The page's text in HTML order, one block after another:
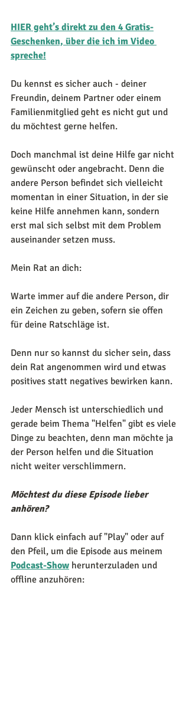
HIER geht’s direkt zu den 4 Gratis-
Geschenken, über die ich im Video
spreche!
Du kennst es sicher auch - deiner
Freundin, deinem Partner oder einem
Familienmitglied geht es nicht gut und
du möchtest gerne helfen.
Doch manchmal ist deine Hilfe gar nicht
gewünscht oder angebracht. Denn die
andere Person befindet sich vielleicht
momentan in einer Situation, in der sie
keine Hilfe annehmen kann, sondern
erst mal sich selbst mit dem Problem
auseinander setzen muss.
Mein Rat an dich:
Warte immer auf die andere Person, dir
ein Zeichen zu geben, sofern sie offen
für deine Ratschläge ist.
Denn nur so kannst du sicher sein, dass
dein Rat angenommen wird und etwas
positives statt negatives bewirken kann.
Jeder Mensch ist unterschiedlich und
gerade beim Thema "Helfen" gibt es viele
Dinge zu beachten, denn man möchte ja
der Person helfen und die Situation
nicht weiter verschlimmern.
Möchtest du diese Episode lieber
anhören?
Dann klick einfach auf "Play" oder auf
den Pfeil, um die Episode aus meinem
Podcast-Show herunterzuladen und
offline anzuhören: